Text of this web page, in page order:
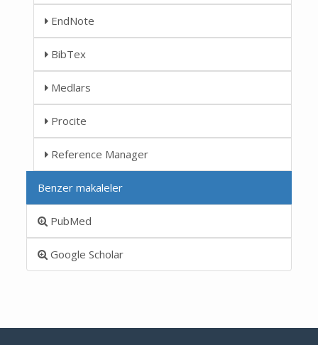
EndNote
BibTex
Medlars
Procite
Reference Manager
Benzer makaleler
PubMed
Google Scholar